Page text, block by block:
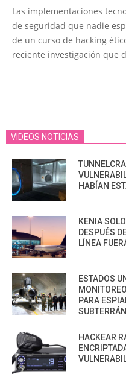
08-
20
Las implementaciones
de seguridad que nadie
de un curso de hacking
reciente investigación que
VIDEOS NOTICIAS
HABÍAN
KENIA
DESPUÉS
LÍNEA
ESTADOS
PARA
HACKEAR